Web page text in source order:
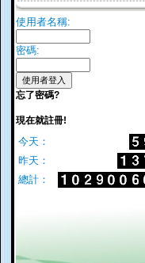
使用者名稱:
密碼:
忘了密碼?
現在就註冊!
今天：
昨天：
總計：